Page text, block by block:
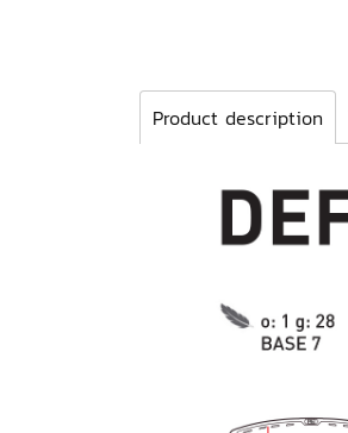
Product description